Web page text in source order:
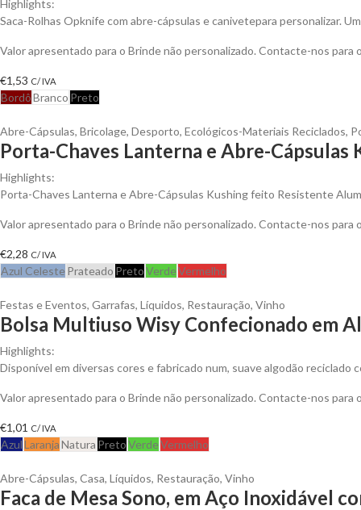
Highlights:
Saca-Rolhas Opknife com abre-cápsulas e canivetepara personalizar.
Valor apresentado para o Brinde não personalizado. Contacte-nos
€1,53 C/ IVA
BordôBranco Preto
Abre-Cápsulas, Bricolage, Desporto, Ecológicos-Materiais Reciclados,
Porta-Chaves Lanterna e Abre-Cápsulas
Highlights:
Porta-Chaves Lanterna e Abre-Cápsulas Kushing feito Resistente
Valor apresentado para o Brinde não personalizado. Contacte-nos
€2,28 C/ IVA
Azul Celeste Prateado PretoVerdeVermelho
Festas e Eventos, Garrafas, Líquidos, Restauração, Vinho
Bolsa Multiuso Wisy Confecionado em
Highlights:
Disponível em diversas cores e fabricado num, suave algodão reciclado
Valor apresentado para o Brinde não personalizado. Contacte-nos
€1,01 C/ IVA
AzulLaranjaNatura PretoVerdeVermelho
Abre-Cápsulas, Casa, Líquidos, Restauração, Vinho
Faca de Mesa Sono, em Aço Inoxidável